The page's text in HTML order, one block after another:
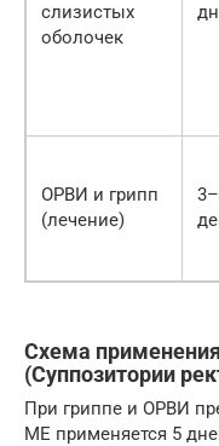
слизистых
оболочек
ОРВИ и грипп
(лечение)
Схема
(Суппозитории
При гриппе и ОРВИ
ME применяется 5